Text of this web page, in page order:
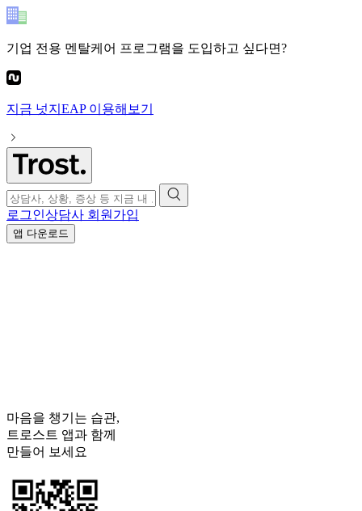
기업 전용 멘탈케어 프로그램을 도입하고 싶다면?
지금 넛지EAP이용해보기
로그인상담사 회원가입
앱 다운로드
마음을 챙기는 습관,
트로스트 앱과 함께
만들어 보세요